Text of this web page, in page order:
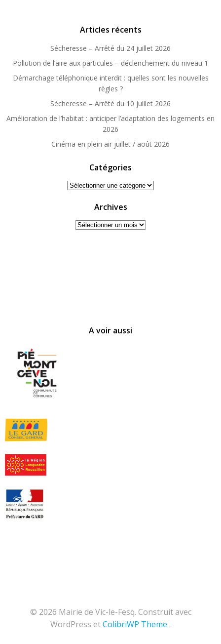
Articles récents
Sécheresse – Arrêté du 24 juillet 2026
Pollution de l’aire aux particules – déclenchement du niveau 1
Démarchage téléphonique interdit : quelles sont les nouvelles
règles ?
Sécheresse – Arrêté du 10 juillet 2026
Amélioration de l’habitat : anticiper l’adaptation des logements en
2026
Cinéma en plein air juillet / août 2026
Catégories
Catégories
Archives
Archives
A voir aussi
© 2026 Mairie de Vic-le-Fesq. Construit avec
WordPress etColibriWP Theme .